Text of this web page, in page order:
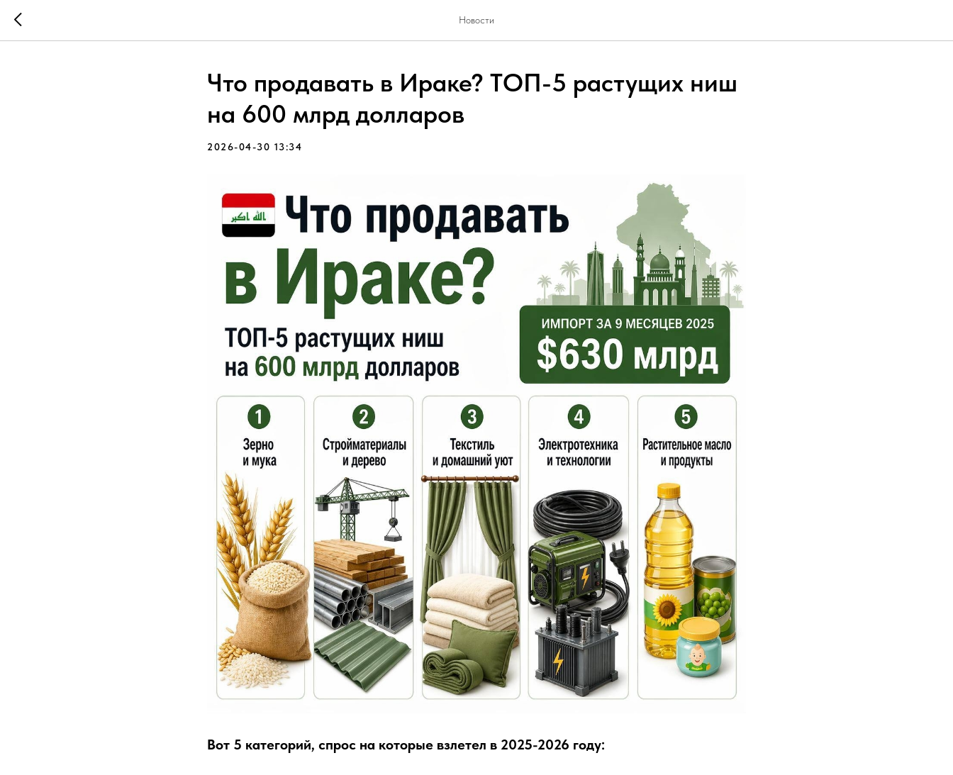
Новости
Что продавать в Ираке? ТОП-5 растущих ниш
на 600 млрд долларов
2026-04-30 13:34
Вот 5 категорий, спрос на которые взлетел в 2025-2026 году: